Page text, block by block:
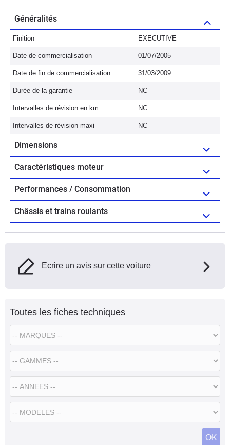
Généralités
Finition EXECUTIVE
Date de commercialisation 01/07/2005
Date de fin de commercialisation 31/03/2009
Durée de la garantie NC
Intervalles de révision en km NC
Intervalles de révision maxi NC
Dimensions
Caractéristiques moteur
Performances / Consommation
Châssis et trains roulants
Ecrire un avis sur cette voiture
Toutes les fiches techniques